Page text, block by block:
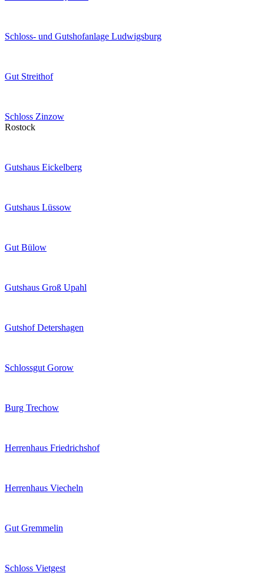
Schloss- und Gutshofanlage Ludwigsburg
Gut Streithof
Schloss Zinzow
Rostock
Gutshaus Eickelberg
Gutshaus Lüssow
Gut Bülow
Gutshaus Groß Upahl
Gutshof Detershagen
Schlossgut Gorow
Burg Trechow
Herrenhaus Friedrichshof
Herrenhaus Viecheln
Gut Gremmelin
Schloss Vietgest